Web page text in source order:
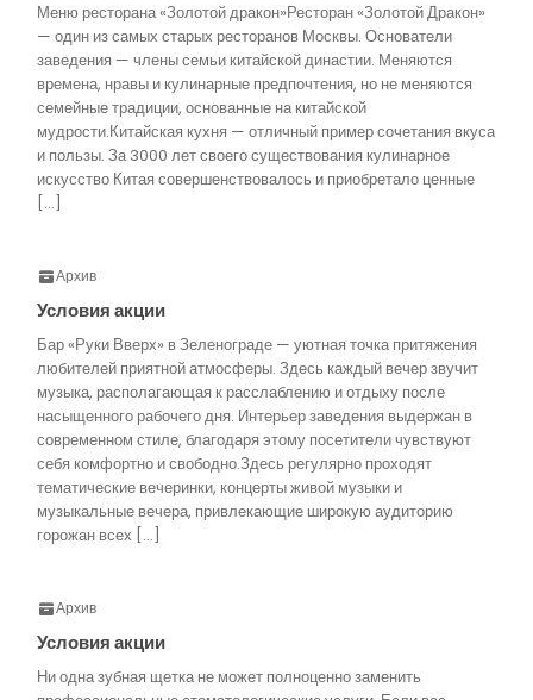
Меню ресторана «Золотой дракон»Ресторан «Золотой Дракон»
— один из самых старых ресторанов Москвы. Основатели
заведения — члены семьи китайской династии. Меняются
времена, нравы и кулинарные предпочтения, но не меняются
семейные традиции, основанные на китайской
мудрости.Китайская кухня — отличный пример сочетания вкуса
и пользы. За 3000 лет своего существования кулинарное
искусство Китая совершенствовалось и приобретало ценные
[…]
Архив
Условия акции
Бар «Руки Вверх» в Зеленограде — уютная точка притяжения
любителей приятной атмосферы. Здесь каждый вечер звучит
музыка, располагающая к расслаблению и отдыху после
насыщенного рабочего дня. Интерьер заведения выдержан в
современном стиле, благодаря этому посетители чувствуют
себя комфортно и свободно.Здесь регулярно проходят
тематические вечеринки, концерты живой музыки и
музыкальные вечера, привлекающие широкую аудиторию
горожан всех […]
Архив
Условия акции
Ни одна зубная щетка не может полноценно заменить